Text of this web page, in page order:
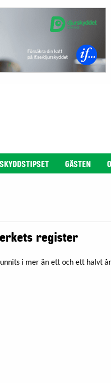
GÄSTEN
register
i mer än ett och ett halvt